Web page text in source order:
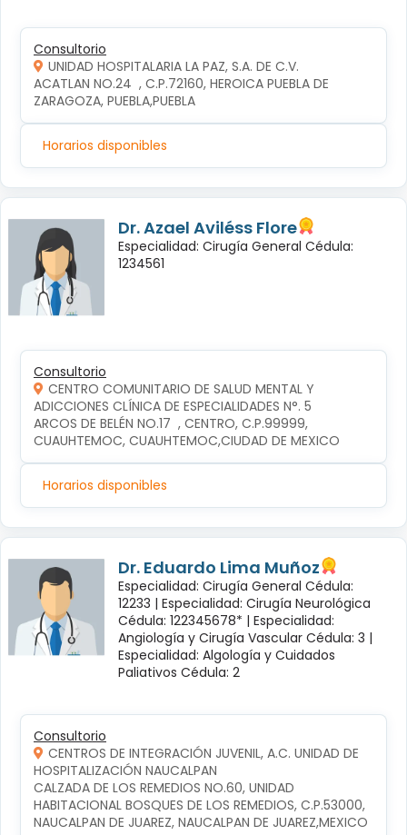
Consultorio
UNIDAD HOSPITALARIA LA PAZ, S.A. DE C.V.
ACATLAN NO.24  , C.P.72160, HEROICA PUEBLA DE
ZARAGOZA, PUEBLA,PUEBLA
Horarios disponibles
Dr. Azael Aviléss Flore
Especialidad: Cirugía General Cédula:
1234561
Consultorio
CENTRO COMUNITARIO DE SALUD MENTAL Y
ADICCIONES CLÍNICA DE ESPECIALIDADES N°. 5
ARCOS DE BELÉN NO.17  , CENTRO, C.P.99999,
CUAUHTEMOC, CUAUHTEMOC,CIUDAD DE MEXICO
Horarios disponibles
Dr. Eduardo Lima Muñoz
Especialidad: Cirugía General Cédula:
12233 | Especialidad: Cirugía Neurológica
Cédula: 122345678* | Especialidad:
Angiología y Cirugía Vascular Cédula: 3 |
Especialidad: Algología y Cuidados
Paliativos Cédula: 2
Consultorio
CENTROS DE INTEGRACIÓN JUVENIL, A.C. UNIDAD DE
HOSPITALIZACIÓN NAUCALPAN
CALZADA DE LOS REMEDIOS NO.60, UNIDAD
HABITACIONAL BOSQUES DE LOS REMEDIOS, C.P.53000,
NAUCALPAN DE JUAREZ, NAUCALPAN DE JUAREZ,MEXICO